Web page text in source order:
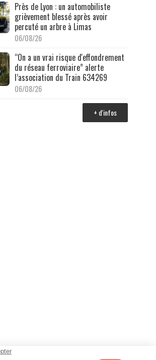
Près de Lyon : un automobiliste
grièvement blessé après avoir
percuté un arbre à Limas
06/08/26
“On a un vrai risque d'effondrement
du réseau ferroviaire” alerte
l’association du Train 634269
06/08/26
+ d'infos